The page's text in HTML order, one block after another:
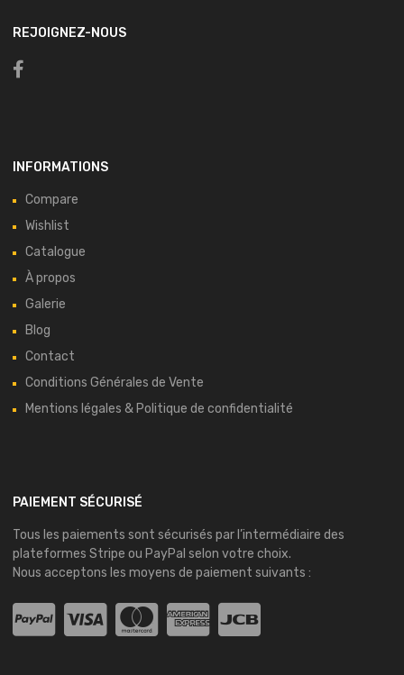
REJOIGNEZ-NOUS
INFORMATIONS
Compare
Wishlist
Catalogue
À propos
Galerie
Blog
Contact
Conditions Générales de Vente
Mentions légales & Politique de confidentialité
PAIEMENT SÉCURISÉ
Tous les paiements sont sécurisés par l’intermédiaire des
plateformes Stripe ou PayPal selon votre choix.
Nous acceptons les moyens de paiement suivants :